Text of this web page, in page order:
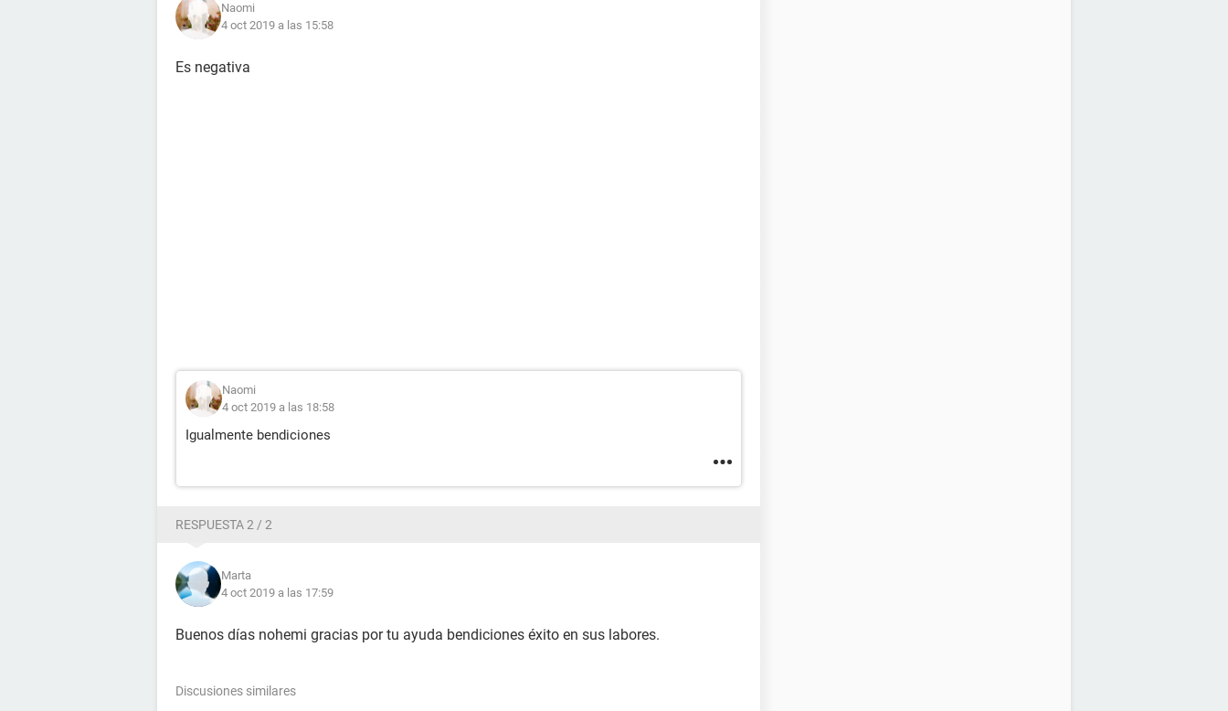
Naomi
4 oct 2019 a las 15:58
Es negativa
Naomi
4 oct 2019 a las 18:58
Igualmente bendiciones
RESPUESTA 2 / 2
Marta
4 oct 2019 a las 17:59
Buenos días nohemi gracias por tu ayuda bendiciones éxito en sus labores.
Discusiones similares